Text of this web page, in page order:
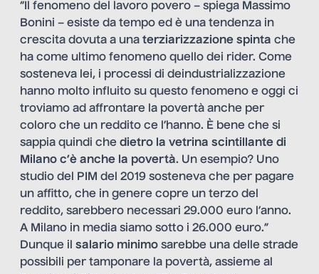
“Il fenomeno del lavoro povero – spiega Massimo
Bonini – esiste da tempo ed è una tendenza in
crescita dovuta a una terziarizzazione spinta che
ha come ultimo fenomeno quello dei rider. Come
sosteneva lei, i processi di deindustrializzazione
hanno molto influito su questo fenomeno e oggi ci
troviamo ad affrontare la povertà anche per
coloro che un reddito ce l’hanno. È bene che si
sappia quindi che dietro la vetrina scintillante di
Milano c’è anche la povertà. Un esempio? Uno
studio del PIM del 2019 sosteneva che per pagare
un affitto, che in genere copre un terzo del
reddito, sarebbero necessari 29.000 euro l’anno.
A Milano in media siamo sotto i 26.000 euro.”
Dunque il salario minimo sarebbe una delle strade
possibili per tamponare la povertà, assieme al